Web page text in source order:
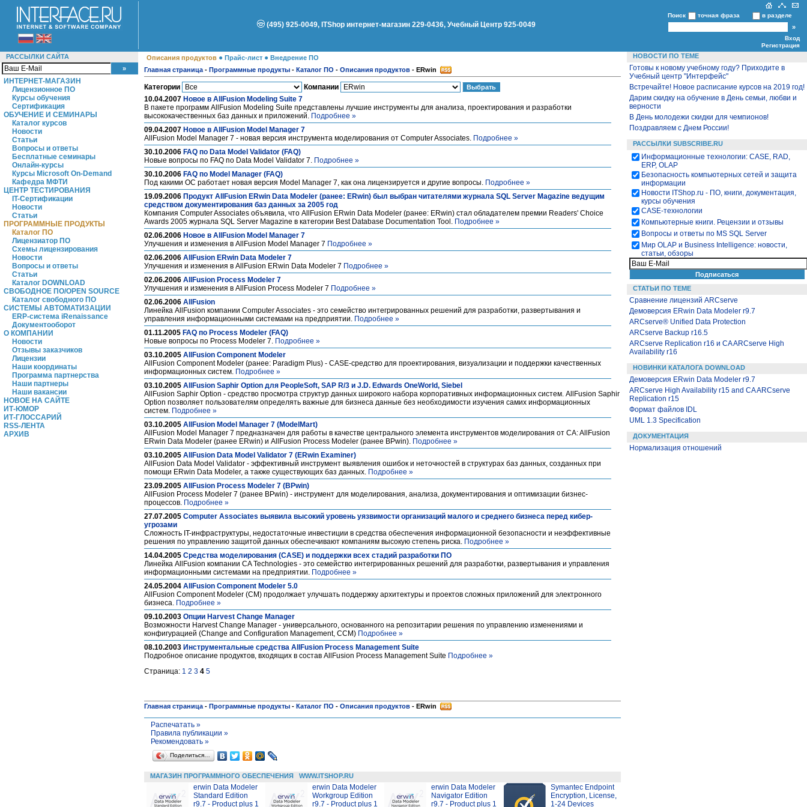
(495) 925-0049, ITShop интернет-магазин 229-0436, Учебный Центр 925-0049
Поиск точная фраза в разделе
Вход
Регистрация
РАССЫЛКИ САЙТА
ИНТЕРНЕТ-МАГАЗИН
Лицензионное ПО
Курсы обучения
Сертификация
ОБУЧЕНИЕ И СЕМИНАРЫ
Каталог курсов
Новости
Статьи
Вопросы и ответы
Бесплатные семинары
Онлайн-курсы
Курсы Microsoft On-Demand
Кафедра МФТИ
ЦЕНТР ТЕСТИРОВАНИЯ
IT-Сертификации
Новости
Статьи
ПРОГРАММНЫЕ ПРОДУКТЫ
Каталог ПО
Лицензиатор ПО
Схемы лицензирования
Новости
Вопросы и ответы
Статьи
Каталог DOWNLOAD
СВОБОДНОЕ ПО/OPEN SOURCE
Каталог свободного ПО
СИСТЕМЫ АВТОМАТИЗАЦИИ
ERP-система iRenaissance
Документооборот
О КОМПАНИИ
Новости
Отзывы заказчиков
Лицензии
Наши координаты
Программа партнерства
Наши партнеры
Наши вакансии
НОВОЕ НА САЙТЕ
ИТ-ЮМОР
ИТ-ГЛОССАРИЙ
RSS-ЛЕНТА
АРХИВ
Описания продуктов ● Прайс-лист ● Внедрение ПО
Главная страница - Программные продукты - Каталог ПО - Описания продуктов - ERwin
Категории
Компании
10.04.2007 Новое в AllFusion Modeling Suite 7
В пакете программ AllFusion Modeling Suite представлены лучшие инструменты для анализа, проектирования и разработки
высококачественных баз данных и приложений. Подробнее »
09.04.2007 Новое в AllFusion Model Manager 7
AllFusion Model Manager 7 - новая версия инструмента моделирования от Computer Associates. Подробнее »
30.10.2006 FAQ по Data Model Validator (FAQ)
Новые вопросы по FAQ по Data Model Validator 7. Подробнее »
30.10.2006 FAQ по Model Manager (FAQ)
Под какими ОС работает новая версия Model Manager 7, как она лицензируется и другие вопросы. Подробнее »
19.09.2006 Продукт AllFusion ERwin Data Modeler (ранее: ERwin) был выбран читателями журнала SQL Server Magazine ведущим
средством документирования баз данных за 2005 год
Компания Computer Associates объявила, что AllFusion ERwin Data Modeler (ранее: ERwin) стал обладателем премии Readers' Choice
Awards 2005 журнала SQL Server Magazine в категории Best Database Documentation Tool. Подробнее »
02.06.2006 Новое в AllFusion Model Manager 7
Улучшения и изменения в AllFusion Model Manager 7 Подробнее »
02.06.2006 AllFusion ERwin Data Modeler 7
Улучшения и изменения в AllFusion ERwin Data Modeler 7 Подробнее »
02.06.2006 AllFusion Process Modeler 7
Улучшения и изменения в AllFusion Process Modeler 7 Подробнее »
02.06.2006 AllFusion
Линейка AllFusion компании Computer Associates - это семейство интегрированных решений для разработки, развертывания и
управления информационными системами на предприятии. Подробнее »
01.11.2005 FAQ по Process Modeler (FAQ)
Новые вопросы по Process Modeler 7. Подробнее »
03.10.2005 AllFusion Component Modeler
AllFusion Component Modeler (ранее: Paradigm Plus) - CASE-средство для проектирования, визуализации и поддержки качественных
информационных систем. Подробнее »
03.10.2005 AllFusion Saphir Option для PeopleSoft, SAP R/3 и J.D. Edwards OneWorld, Siebel
AllFusion Saphir Option - средство просмотра структур данных широкого набора корпоративных информационных систем. AllFusion Saphir
Option позволяет пользователям определять важные для бизнеса данные без необходимости изучения самих информационных
систем. Подробнее »
03.10.2005 AllFusion Model Manager 7 (ModelMart)
AllFusion Model Manager 7 предназначен для работы в качестве центрального элемента инструментов моделирования от CA: AllFusion
ERwin Data Modeler (ранее ERwin) и AllFusion Process Modeler (ранее BPwin). Подробнее »
03.10.2005 AllFusion Data Model Validator 7 (ERwin Examiner)
AllFusion Data Model Validator - эффективный инструмент выявления ошибок и неточностей в структурах баз данных, созданных при
помощи ERwin Data Modeler, а также существующих баз данных. Подробнее »
23.09.2005 AllFusion Process Modeler 7 (BPwin)
AllFusion Process Modeler 7 (ранее BPwin) - инструмент для моделирования, анализа, документирования и оптимизации бизнес-
процессов. Подробнее »
27.07.2005 Computer Associates выявила высокий уровень уязвимости организаций малого и среднего бизнеса перед кибер-
угрозами
Сложность IT-инфраструктуры, недостаточные инвестиции в средства обеспечения информационной безопасности и неэффективные
решения по управлению защитой данных обеспечивают компаниям высокую степень риска. Подробнее »
14.04.2005 Cредства моделирования (CASE) и поддержки всех стадий разработки ПО
Линейка AllFusion компании CA Technologies - это семейство интегрированных решений для разработки, развертывания и управления
информационными системами на предприятии. Подробнее »
24.05.2004 AllFusion Component Modeler 5.0
AllFusion Component Modeler (CM) продолжает улучшать поддержку архитектуры и проектов сложных приложений для электронного
бизнеса. Подробнее »
09.10.2003 Опции Harvest Change Manager
Возможности Harvest Change Manager - универсального, основанного на репозитарии решения по управлению изменениями и
конфигурацией (Change and Configuration Management, CCM) Подробнее »
08.10.2003 Инструментальные средства AllFusion Process Management Suite
Подробное описание продуктов, входящих в состав AllFusion Process Management Suite Подробнее »
Страница: 1 2 3 4 5
Главная страница - Программные продукты - Каталог ПО - Описания продуктов - ERwin
Распечатать »
Правила публикации »
Рекомендовать »
Поделиться…
МАГАЗИН ПРОГРАММНОГО ОБЕСПЕЧЕНИЯ WWW.ITSHOP.RU
erwin Data Modeler
Standard Edition
r9.7 - Product plus 1
erwin Data Modeler
Workgroup Edition
r9.7 - Product plus 1
erwin Data Modeler
Navigator Edition
r9.7 - Product plus 1
Symantec Endpoint
Encryption, License,
1-24 Devices
НОВОСТИ ПО ТЕМЕ
Готовы к новому учебному году? Приходите в
Учебный центр "Интерфейс"
Встречайте! Новое расписание курсов на 2019 год!
Дарим скидку на обучение в День семьи, любви и
верности
В День молодежи скидки для чемпионов!
Поздравляем с Днем России!
РАССЫЛКИ SUBSCRIBE.RU
Информационные технологии: CASE, RAD,
ERP, OLAP
Безопасность компьютерных сетей и защита
информации
Новости ITShop.ru - ПО, книги, документация,
курсы обучения
CASE-технологии
Компьютерные книги. Рецензии и отзывы
Вопросы и ответы по MS SQL Server
Мир OLAP и Business Intelligence: новости,
статьи, обзоры
СТАТЬИ ПО ТЕМЕ
Сравнение лицензий ARCserve
Демоверсия ERwin Data Modeler r9.7
ARCserve® Unified Data Protection
ARCserve Backup r16.5
ARCserve Replication r16 и CA ARCserve High
Availability r16
НОВИНКИ КАТАЛОГА DOWNLOAD
Демоверсия ERwin Data Modeler r9.7
ARCserve High Availability r15 and CA ARCserve
Replication r15
Формат файлов IDL
UML 1.3 Specification
ДОКУМЕНТАЦИЯ
Нормализация отношений